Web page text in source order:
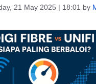
21 May 2025 | 18:01 by